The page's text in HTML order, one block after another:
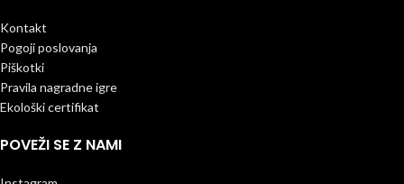
Kontakt
Pogoji poslovanja
Piškotki
Pravila nagradne igre
Ekološki certifikat
POVEŽI SE Z NAMI